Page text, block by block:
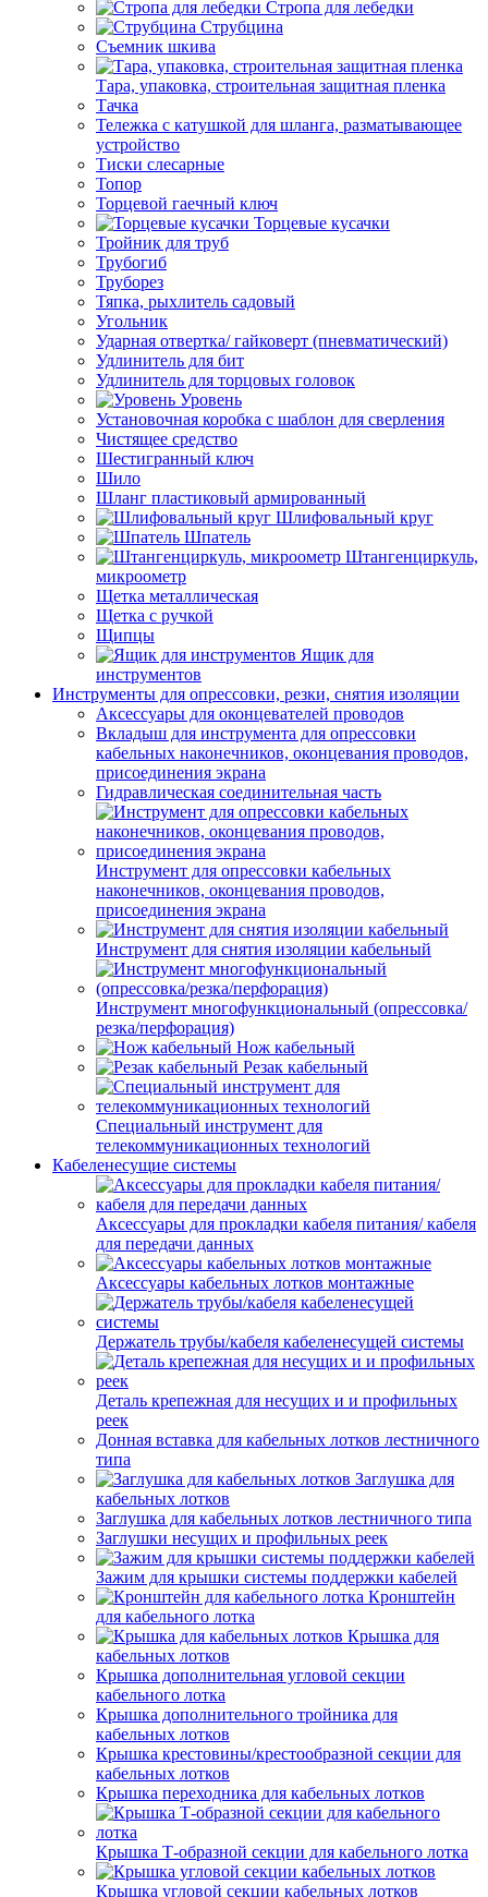
Стропа для лебедки
Струбцина
Съемник шкива
Тара, упаковка, строительная защитная пленка
Тачка
Тележка с катушкой для шланга, разматывающее
устройство
Тиски слесарные
Топор
Торцевой гаечный ключ
Торцевые кусачки
Тройник для труб
Трубогиб
Труборез
Тяпка, рыхлитель садовый
Угольник
Ударная отвертка/ гайковерт (пневматический)
Удлинитель для бит
Удлинитель для торцовых головок
Уровень
Установочная коробка с шаблон для сверления
Чистящее средство
Шестигранный ключ
Шило
Шланг пластиковый армированный
Шлифовальный круг
Шпатель
Штангенциркуль,
микроометр
Щетка металлическая
Щетка с ручкой
Щипцы
Ящик для
инструментов
Инструменты для опрессовки, резки, снятия изоляции
Аксессуары для оконцевателей проводов
Вкладыш для инструмента для опрессовки
кабельных наконечников, оконцевания проводов,
присоединения экрана
Гидравлическая соединительная часть
Инструмент для опрессовки кабельных
наконечников, оконцевания проводов,
присоединения экрана
Инструмент для снятия изоляции кабельный
Инструмент многофункциональный (опрессовка/
резка/перфорация)
Нож кабельный
Резак кабельный
Специальный инструмент для
телекоммуникационных технологий
Кабеленесущие системы
Аксессуары для прокладки кабеля питания/ кабеля
для передачи данных
Аксессуары кабельных лотков монтажные
Держатель трубы/кабеля кабеленесущей системы
Деталь крепежная для несущих и и профильных
реек
Донная вставка для кабельных лотков лестничного
типа
Заглушка для
кабельных лотков
Заглушка для кабельных лотков лестничного типа
Заглушки несущих и профильных реек
Зажим для крышки системы поддержки кабелей
Кронштейн
для кабельного лотка
Крышка для
кабельных лотков
Крышка дополнительная угловой секции
кабельного лотка
Крышка дополнительного тройника для
кабельных лотков
Крышка крестовины/крестообразной секции для
кабельных лотков
Крышка переходника для кабельных лотков
Крышка Т-образной секции для кабельного лотка
Крышка угловой секции кабельных лотков